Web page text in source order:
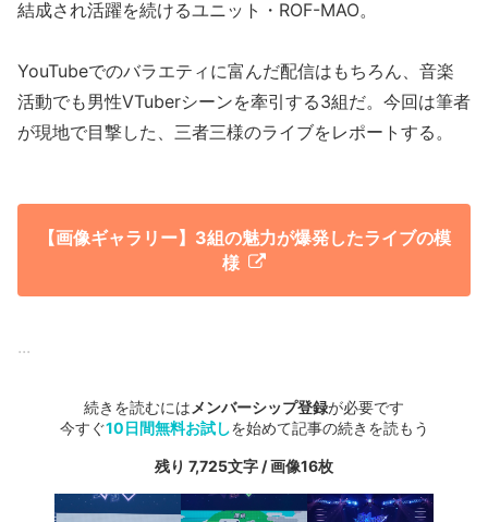
結成され活躍を続けるユニット・ROF-MAO。
YouTubeでのバラエティに富んだ配信はもちろん、音楽
活動でも男性VTuberシーンを牽引する3組だ。今回は筆者
が現地で目撃した、三者三様のライブをレポートする。
【画像ギャラリー】3組の魅力が爆発したライブの模
様
...
続きを読むには メンバーシップ登録が必要です
今すぐ10日間無料お試しを始めて記事の続きを読もう
残り 7,725文字 / 画像16枚